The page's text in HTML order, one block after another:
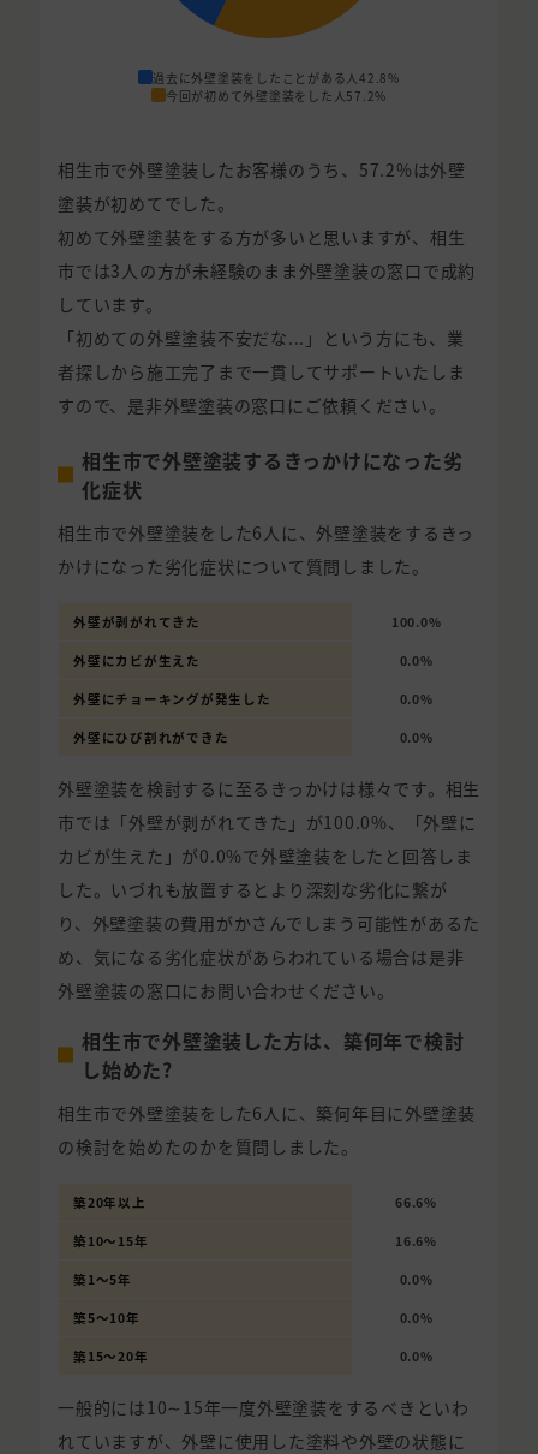
過去に外壁塗装をしたことがある人42.8%
今回が初めて外壁塗装をした人 57.2%
相生市で外壁塗装したお客様のうち、57.2%は外壁
塗装が初めてでした。
初めて外壁塗装をする方が多いと思いますが、相生
市では3人の方が未経験のまま外壁塗装の窓口で成約
しています。
「初めての外壁塗装不安だな...」という方にも、業
者探しから施工完了まで一貫してサポートいたしま
すので、是非外壁塗装の窓口にご依頼ください。
相生市で外壁塗装するきっかけになった劣
化症状
相生市で外壁塗装をした6人に、外壁塗装をするきっ
かけになった劣化症状について質問しました。
外壁が剥がれてきた 100.0%
外壁にカビが生えた 0.0%
外壁にチョーキングが発生した 0.0%
外壁にひび割れができた 0.0%
外壁塗装を検討するに至るきっかけは様々です。相生
市では「外壁が剥がれてきた」が100.0%、「外壁に
カビが生えた」が0.0%で外壁塗装をしたと回答しま
した。いづれも放置するとより深刻な劣化に繋が
り、外壁塗装の費用がかさんでしまう可能性があるた
め、気になる劣化症状があらわれている場合は是非
外壁塗装の窓口にお問い合わせください。
相生市で外壁塗装した方は、築何年で検討
し始めた?
相生市で外壁塗装をした6人に、築何年目に外壁塗装
の検討を始めたのかを質問しました。
築20年以上 66.6%
築10〜15年 16.6%
築1〜5年 0.0%
築5〜10年 0.0%
築15〜20年 0.0%
一般的には10∼15年一度外壁塗装をするべきといわ
れていますが、外壁に使用した塗料や外壁の状態に